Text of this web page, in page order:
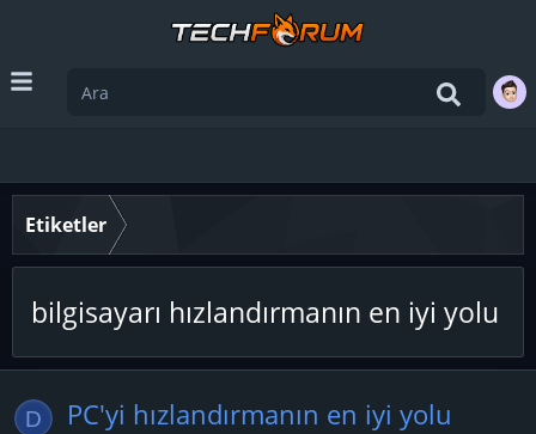
Etiketler
bilgisayarı hızlandırmanın en iyi yolu
D PC'yi hızlandırmanın en iyi yolu